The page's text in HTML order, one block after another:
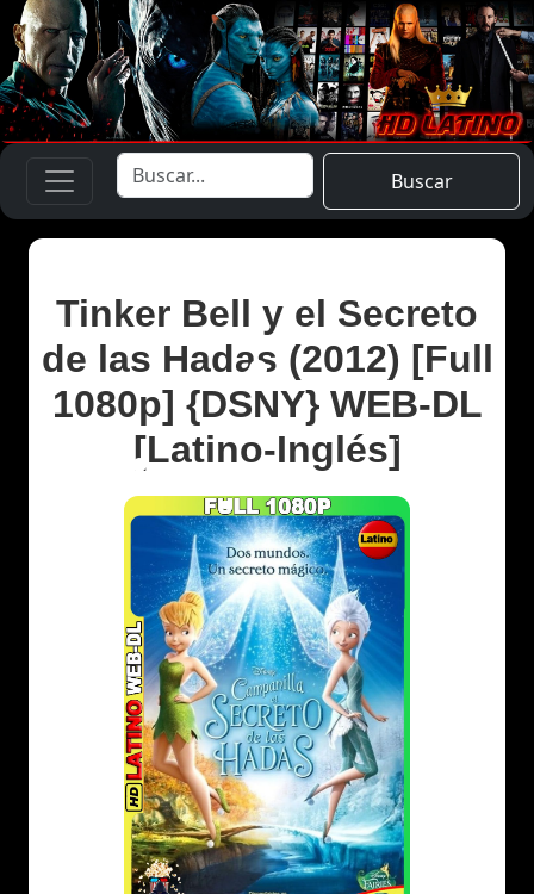
Buscar
Tinker Bell y el Secreto
de las Hadas (2012) [Full
1080p] {DSNY} WEB-DL
[Latino-Inglés]